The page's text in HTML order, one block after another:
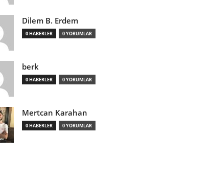
Dilem B. Erdem
0 HABERLER 0 YORUMLAR
berk
0 HABERLER 0 YORUMLAR
Mertcan Karahan
0 HABERLER 0 YORUMLAR